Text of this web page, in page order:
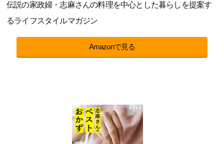
伝説の家政婦・志麻さんの料理を中心とした暮らしを提案す
るライフスタイルマガジン
Amazonで見る